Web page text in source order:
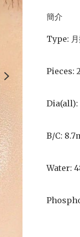
簡介
Type: 月
Pieces:
Dia(all):
B/C:
Water: